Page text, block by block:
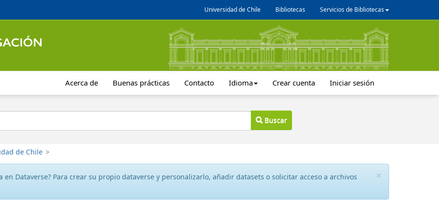
Universidad de Chile Bibliotecas Servicios de Bibliotecas
Acerca de Buenas prácticas Contacto Idioma Crear cuenta Iniciar sesión
Buscar
de Chile >
×
en Dataverse? Para crear su propio dataverse y personalizarlo, añadir datasets o solicitar acceso a archivos